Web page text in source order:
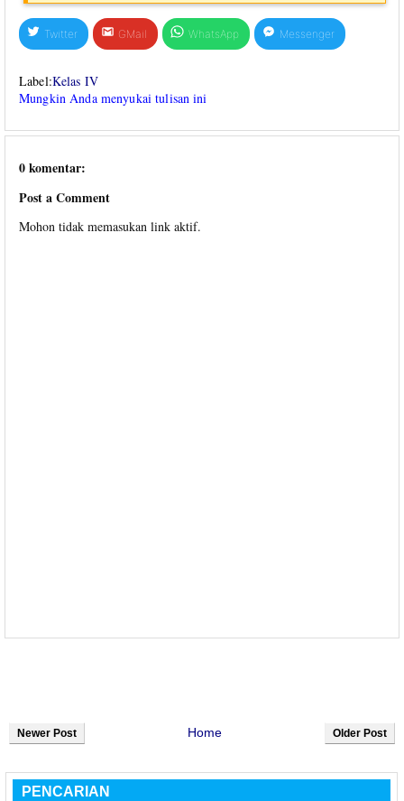
Twitter GMail WhatsApp Messenger
Label:Kelas IV
Mungkin Anda menyukai tulisan ini
0 komentar:
Post a Comment
Mohon tidak memasukan link aktif.
Newer Post Older Post
Home
PENCARIAN